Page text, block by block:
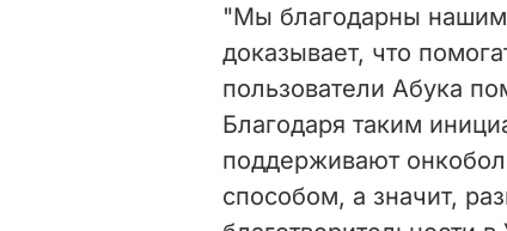
"Мы благодарны нашим
доказывает, что
пользователи Абука
Благодаря таким
поддерживают
способом, а значит,